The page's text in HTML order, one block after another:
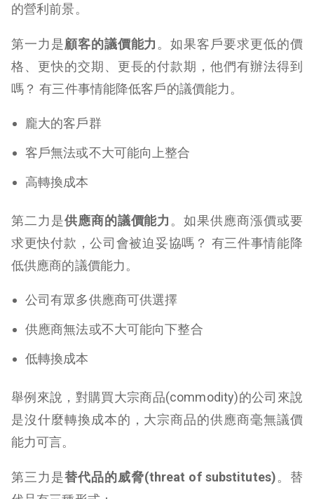
的營利前景。
第一力是顧客的議價能力 。如果客戶要求更低的價
格、更快的交期、更長的付款期，他們有辦法得到
嗎？ 有三件事情能降低客戶的議價能力。
龐大的客戶群
客戶無法或不大可能向上整合
高轉換成本
第二力是供應商的議價能力 。如果供應商漲價或要
求更快付款，公司會被迫妥協嗎？ 有三件事情能降
低供應商的議價能力。
公司有眾多供應商可供選擇
供應商無法或不大可能向下整合
低轉換成本
舉例來說，對購買大宗商品(commodity)的公司來說
是沒什麼轉換成本的，大宗商品的供應商毫無議價
能力可言。
第三力是替代品的威脅(threat of substitutes)。替